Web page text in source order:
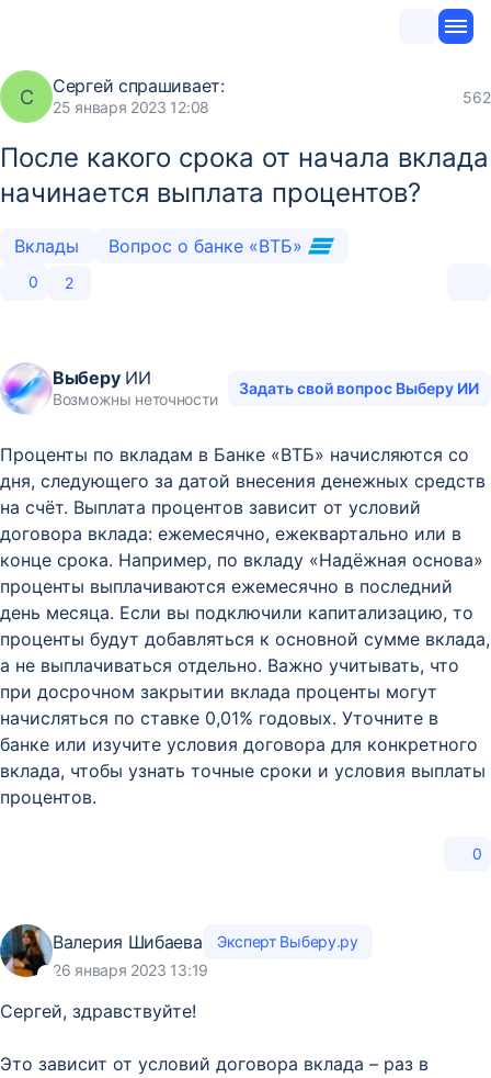
С Сергей спрашивает:
25 января 2023 12:08
562
После какого срока от начала вклада
начинается выплата процентов?
Вклады Вопрос о банке «ВТБ»
0 2
ВыберуИИ
Возможны неточности
Задать свой вопрос Выберу ИИ
Проценты по вкладам в Банке «ВТБ» начисляются со
дня, следующего за датой внесения денежных средств
на счёт. Выплата процентов зависит от условий
договора вклада: ежемесячно, ежеквартально или в
конце срока. Например, по вкладу «Надёжная основа»
проценты выплачиваются ежемесячно в последний
день месяца. Если вы подключили капитализацию, то
проценты будут добавляться к основной сумме вклада,
а не выплачиваться отдельно. Важно учитывать, что
при досрочном закрытии вклада проценты могут
начисляться по ставке 0,01% годовых. Уточните в
банке или изучите условия договора для конкретного
вклада, чтобы узнать точные сроки и условия выплаты
процентов.
0
Валерия Шибаева
Эксперт Выберу.ру
26 января 2023 13:19
Сергей, здравствуйте!
Это зависит от условий договора вклада – раз в